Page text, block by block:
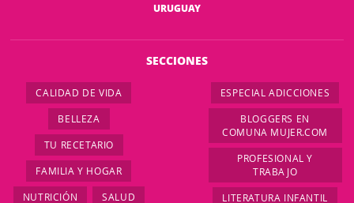
URUGUAY
SECCIONES
CALIDAD DE VIDA
BELLEZA
TU RECETARIO
FAMILIA Y HOGAR
NUTRICIÓN SALUD
ESPECIAL ADICCIONES
BLOGGERS EN
COMUNA MUJER.COM
PROFESIONAL Y
TRABAJO
LITERATURA INFANTIL